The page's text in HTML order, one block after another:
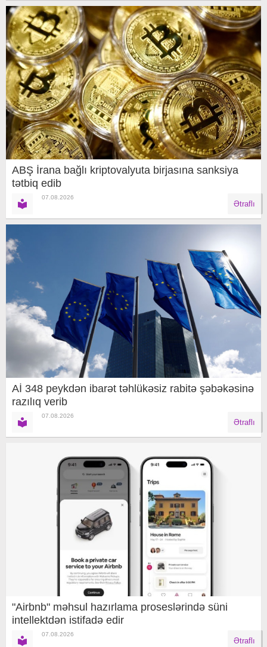
ABŞ İrana bağlı kriptovalyuta birjasına sanksiya
tətbiq edib
07.08.2026
Ətraflı
Aİ 348 peykdən ibarət təhlükəsiz rabitə şəbəkəsinə
razılıq verib
07.08.2026
Ətraflı
"Airbnb" məhsul hazırlama proseslərində süni
intellektdən istifadə edir
07.08.2026
Ətraflı